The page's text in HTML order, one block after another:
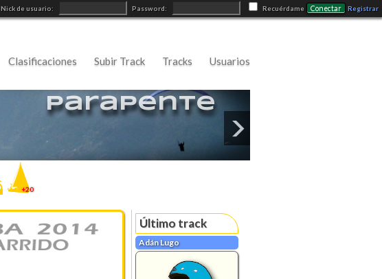
Nick de usuario: Password: Recuérdame Conectar Registrar
Clasificaciones Subir Track Tracks Usuarios
Parapente
+20
Último track
Adán Lugo